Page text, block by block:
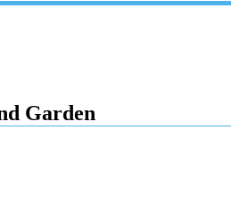
Garden